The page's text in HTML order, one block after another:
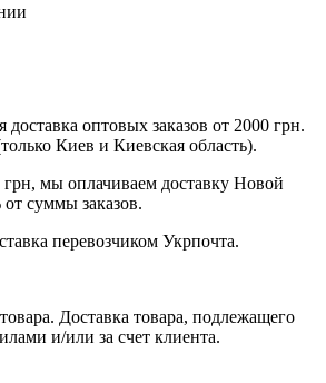
доставка оптовых заказов от 2000 грн.
Киев и Киевская область).
грн, мы оплачиваем доставку Новой
суммы заказов.
перевозчиком Укрпочта.
Доставка товара, подлежащего
и/или за счет клиента.